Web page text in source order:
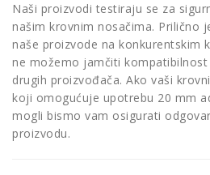
Naši proizvodi testiraju se za
našim krovnim nosačima. Prilično
naše proizvode na konkurentskim
ne možemo jamčiti
drugih proizvođača. Ako vaši
koji omogućuje upotrebu 20 mm
mogli bismo vam osigurati
proizvodu.